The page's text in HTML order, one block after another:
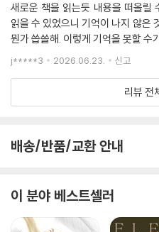
사랑에 빠지면 상대에 대한 열정이
성에 충실해지고 사랑에 도취된 나
완전히 다른 존재로 왜곡해버리기
실했지만 그 순수한 애정은 셜리를
다. 로라는 셜리의 삶을 자의적으로
만 하면 셜리가 행복해질 거라고 맹
삶 속으로 떠밀리다 결국 살아갈 의
의 집요한 사랑이 셜리에게 큰 짐이
사랑을 주고받는 데에도 적당한 무
부담을 지우거나 짐이 되지 않을 만
새로운 책을 읽는듯 내용을 떠올릴
읽을 수 있었으니 기억이 나지 않은
뭔가 씁쓸해. 이렇게 기억을 못할 수
리소설보다 감히 더 좋아하는 시리
오면서 다시 읽
j*****3 2026.06.23. 신고
리뷰 전
배송/반품/교환 안내
이 분야 베스트셀러